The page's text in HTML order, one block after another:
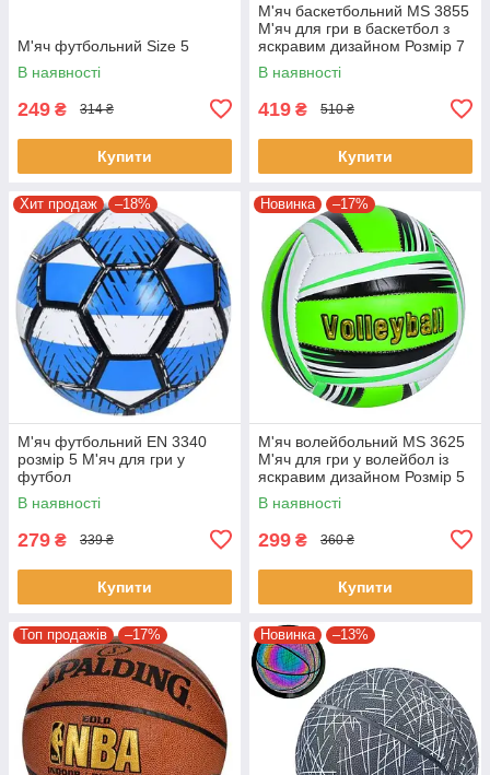
М'яч футбольний Size 5
В наявності
249 ₴ 314 ₴
Купити
М'яч баскетбольний MS 3855
М'яч для гри в баскетбол з
яскравим дизайном Розмір 7
В наявності
419 ₴ 510 ₴
Купити
Хит продаж –18%
М'яч футбольний EN 3340
розмір 5 М'яч для гри у
футбол
В наявності
279 ₴ 339 ₴
Купити
Новинка –17%
М'яч волейбольний MS 3625
М'яч для гри у волейбол із
яскравим дизайном Розмір 5
В наявності
299 ₴ 360 ₴
Купити
Топ продажів –17% Новинка –13%